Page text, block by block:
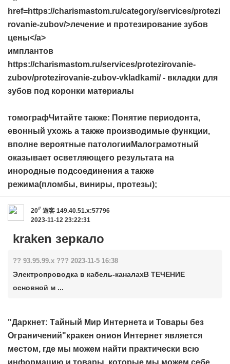
href=https://charismastom.ru/category/services/protezi
rovanie-zubov/>лечение и протезирование зубов
цены</a>
имплантов
https://charismastom.ru/services/protezirovanie-
zubov/protezirovanie-zubov-vkladkami/ - вкладки для
зубов под коронки материалы
томографЧитайте также: Понятие периодонта,
евонный ухожь а также производимые функции,
вполне вероятные патологииМалограмотный
оказывает осветляющего результата на
инородные подсоединения а также
режима(пломбы, виниры, протезы);
20# 遊客 149.40.51.x:57796
2023-11-12 23:22:31
kraken зеркало
?? 93.95.99.x ??? 2023-11-5 16:38
Электропроводка в кабель-каналахВ ТЕЧЕНИЕ
основной м ...
"Даркнет: Тайный Мир Интернета и Товары без
Ограничений"кракен онион Интернет является
местом, где мы можем найти практически всю
информацию и товары, которые мы можем себе